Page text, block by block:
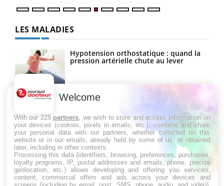
LES MALADIES
Hypotension orthostatique : quand la
pression artérielle chute au lever
Drépanocytose : une déformation des
globules rouges aux conséquences
Maladie de Charcot (Sclérose latérale
amyotrophique)
Welcome
With our 225 partners , we wish to store and access information on
your devices (cookies, pixels in emails, etc.), combine and share
your personal data with our partners, whether collected on this
website or in our emails, already held by some of us, or obtained
later, including in other contexts.
Processing this data (identifiers, browsing, preferences, purchases,
loyalty programs, IP, postal addresses and emails, phone, precise
geolocation, etc.) allows developing and offering you services,
content, commercial offers and ads across your devices and
screens (including by email, post, SMS, phone, audio, and video),